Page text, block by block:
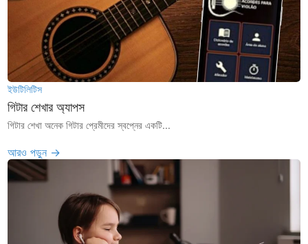
ইউটিলিটিস
গিটার শেখার অ্যাপস
গিটার শেখা অনেক গিটার প্রেমীদের স্বপ্নের একটি...
আরও পড়ুন →